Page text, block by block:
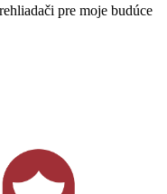
pre moje budúce